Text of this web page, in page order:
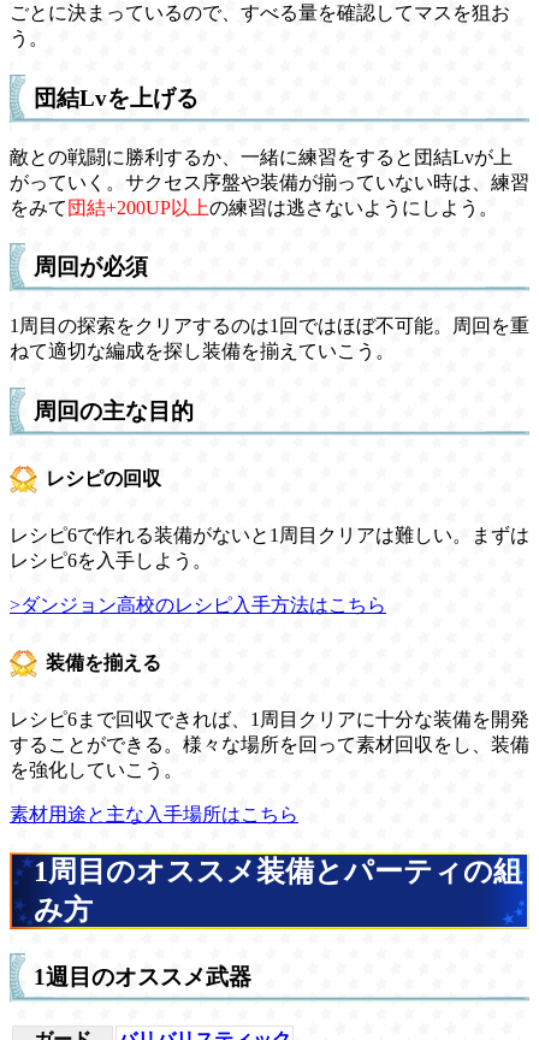
ごとに決まっているので、すべる量を確認してマスを狙お
う。
団結Lvを上げる
敵との戦闘に勝利するか、一緒に練習をすると団結Lvが上
がっていく。サクセス序盤や装備が揃っていない時は、練習
をみて 団結+200UP以上の練習は逃さないようにしよう。
周回が必須
1周目の探索をクリアするのは1回ではほぼ不可能。周回を重
ねて適切な編成を探し装備を揃えていこう。
周回の主な目的
レシピの回収
レシピ6で作れる装備がないと1周目クリアは難しい。まずは
レシピ6を入手しよう。
>ダンジョン高校のレシピ入手方法はこちら
装備を揃える
レシピ6まで回収できれば、1周目クリアに十分な装備を開発
することができる。様々な場所を回って素材回収をし、装備
を強化していこう。
素材用途と主な入手場所はこちら
1周目のオススメ装備とパーティの組
み方
1週目のオススメ武器